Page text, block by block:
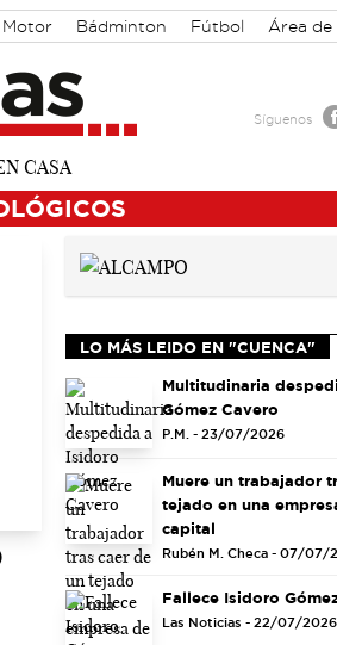
Motor Bádminton Fútbol Área de
Síguenos
LO MÁS LEIDO EN "CUENCA"
Multitudinaria
Gómez Cavero
P.M. - 23/07/2026
Muere un trabajador
tejado en una
capital
Rubén M. Checa - 07/07/
Fallece Isidoro
Las Noticias - 22/07/2026